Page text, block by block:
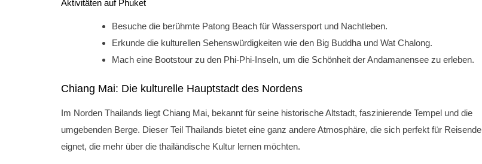
Aktivitäten auf Phuket
Besuche die berühmte Patong Beach für Wassersport und Nachtleben.
Erkunde die kulturellen Sehenswürdigkeiten wie den Big Buddha und Wat Chalong.
Mach eine Bootstour zu den Phi-Phi-Inseln, um die Schönheit der Andamanensee zu erleben.
Chiang Mai: Die kulturelle Hauptstadt des Nordens
Im Norden Thailands liegt Chiang Mai, bekannt für seine historische Altstadt, faszinierende Tempel und die
umgebenden Berge. Dieser Teil Thailands bietet eine ganz andere Atmosphäre, die sich perfekt für Reisende
eignet, die mehr über die thailändische Kultur lernen möchten.